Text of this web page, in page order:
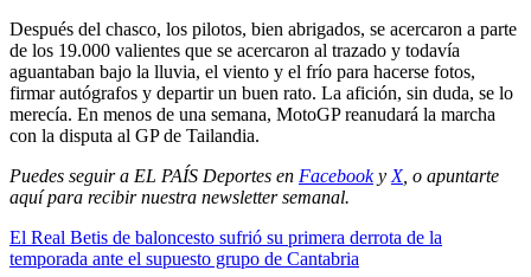
Después del chasco, los pilotos, bien abrigados, se acercaron a parte
de los 19.000 valientes que se acercaron al trazado y todavía
aguantaban bajo la lluvia, el viento y el frío para hacerse fotos,
firmar autógrafos y departir un buen rato. La afición, sin duda, se lo
merecía. En menos de una semana, MotoGP reanudará la marcha
con la disputa al GP de Tailandia.
Puedes seguir a EL PAÍS Deportes en Facebooky X, o apuntarte
aquí para recibirnuestra newsletter semanal.
El Real Betis de baloncesto sufrió su primera derrota de la
temporada ante el supuesto grupo de Cantabria